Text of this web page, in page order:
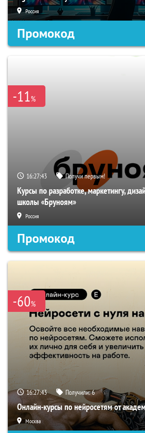
Россия
Промокод
-11%
16:27:42 Получи первым!
Курсы по разработке, маркетингу,
школы «Бруноям»
Россия
Промокод
-60%
16:27:42 Получили:6
Онлайн-курсы по нейросетям от
Москва